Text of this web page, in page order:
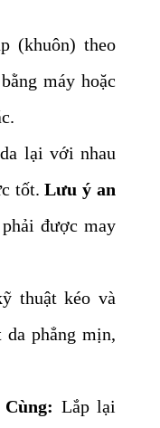
(khuôn) theo
máy hoặc
lại với nhau
tốt.Lưu ý an
được may
thuật kéo và
da phẳng mịn,
Lắp lại